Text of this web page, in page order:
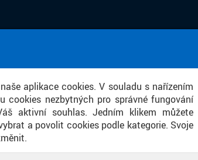
aplikace cookies. V souladu s nařízením
cookies nezbytných pro správné fungování
aktivní souhlas. Jedním klikem můžete
a povolit cookies podle kategorie. Svoje
TŘETÍHO VĚKU